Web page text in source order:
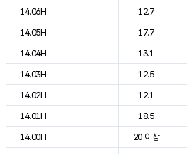
14.06H
12.7
14.05H
17.7
14.04H
13.1
14.03H
12.5
14.02H
12.1
14.01H
18.5
14.00H
20 이상